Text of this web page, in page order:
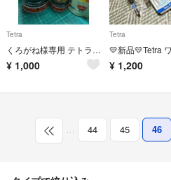
Tetra
くろがね様専用 テトラ レプトミン スーパー 亀の餌セット
¥ 1,000
Tetra
¥ 1,200
… 44 45 46